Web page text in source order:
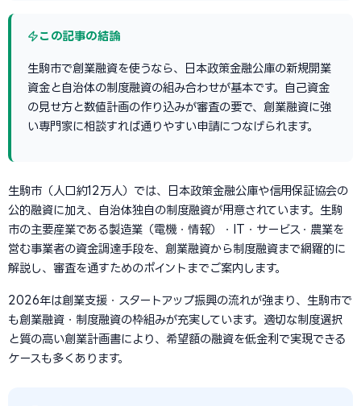
この記事の結論
生駒市で創業融資を使うなら、日本政策金融公庫の新規開業
資金と自治体の制度融資の組み合わせが基本です。自己資金
の見せ方と数値計画の作り込みが審査の要で、創業融資に強
い専門家に相談すれば通りやすい申請につなげられます。
生駒市（人口約12万人）では、日本政策金融公庫や信用保証協会の
公的融資に加え、自治体独自の制度融資が用意されています。生駒
市の主要産業である製造業（電機・情報）・IT・サービス・農業を
営む事業者の資金調達手段を、創業融資から制度融資まで網羅的に
解説し、審査を通すためのポイントまでご案内します。
2026年は創業支援・スタートアップ振興の流れが強まり、生駒市で
も創業融資・制度融資の枠組みが充実しています。適切な制度選択
と質の高い創業計画書により、希望額の融資を低金利で実現できる
ケースも多くあります。